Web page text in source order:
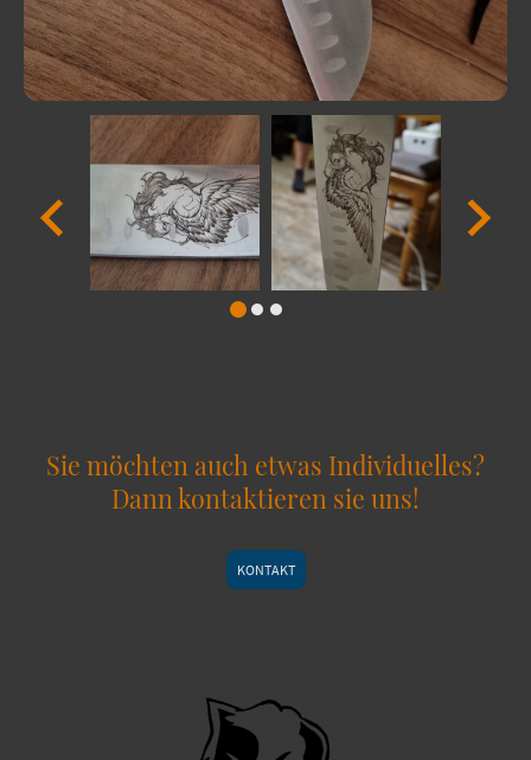
Sie möchten auch etwas Individuelles?
Dann kontaktieren sie uns!
KONTAKT